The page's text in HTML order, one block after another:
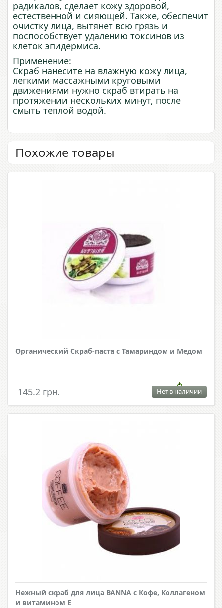
радикалов, сделает кожу здоровой,
естественной и сияющей. Также, обеспечит
очистку лица, вытянет всю грязь и
поспособствует удалению токсинов из
клеток эпидермиса.
Применение:
Скраб нанесите на влажную кожу лица,
легкими массажными круговыми
движениями нужно скраб втирать на
протяжении нескольких минут, после
смыть теплой водой.
Похожие товары
Органический Скраб-паста с Тамариндом и Медом
145.2 грн. Нет в наличии
Нежный скраб для лица BANNA с Кофе, Коллагеном
и витамином Е